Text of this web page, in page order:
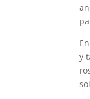
h
a
t
s
A
y